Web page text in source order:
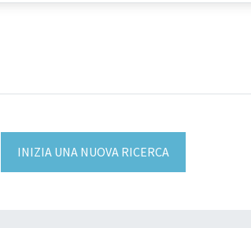
INIZIA UNA NUOVA RICERCA